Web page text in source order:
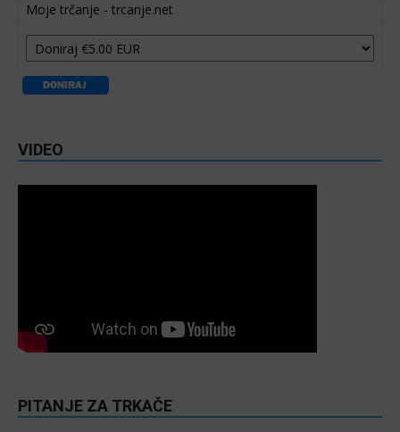
Moje trčanje - trcanje.net
VIDEO
PITANJE ZA TRKAČE